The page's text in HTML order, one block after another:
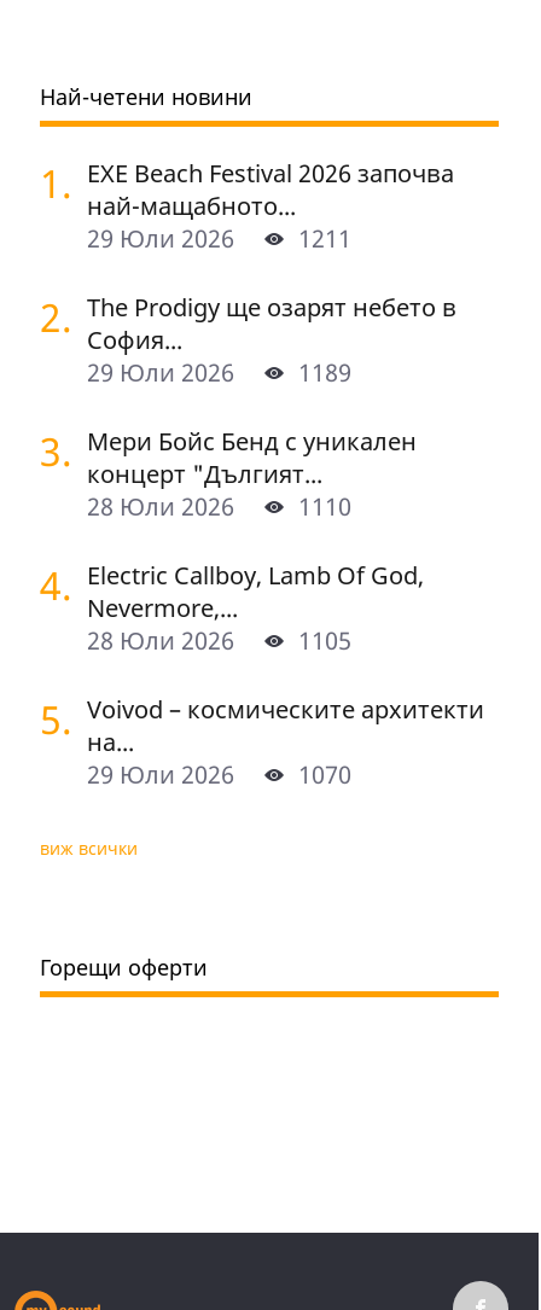
Най-четени новини
1. EXE Beach Festival 2026 започва
най-мащабното...
29 Юли 2026
1211
2. The Prodigy ще озарят небето в
София...
29 Юли 2026
1189
3. Мери Бойс Бенд с уникален
концерт "Дългият...
28 Юли 2026
1110
4. Electric Callboy, Lamb Of God,
Nevermore,...
28 Юли 2026
1105
5. Voivod – космическите архитекти
на...
29 Юли 2026
1070
виж всички
Горещи оферти